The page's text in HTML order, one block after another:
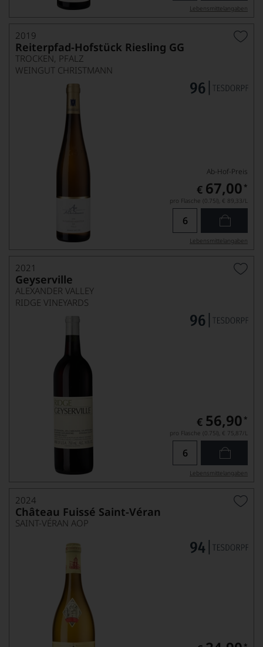
Lebensmittel­angaben
2019
Reiterpfad-Hofstück Riesling GG
TROCKEN, PFALZ
WEINGUT CHRISTMANN
Ab-Hof-Preis
€ 67,00 *
pro Flasche (0.75l), € 89,33/L
Lebensmittel­angaben
2021
Geyserville
ALEXANDER VALLEY
RIDGE VINEYARDS
€ 56,90 *
pro Flasche (0.75l), € 75,87/L
Lebensmittel­angaben
2024
Château Fuissé Saint-Véran
SAINT-VÉRAN AOP